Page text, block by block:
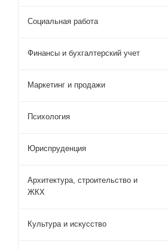
Социальная работа
Финансы и бухгалтерский учет
Маркетинг и продажи
Психология
Юриспруденция
Архитектура, строительство и
ЖКХ
Культура и искусство